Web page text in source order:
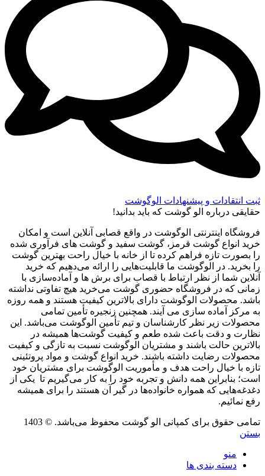
ثبت انتقادات و پیشنهادات الوگوشت
حقایقی درباره الو گوشت که باید بدانید!
فروشگاه اینترنتی الوگوشت در واقع قصابی آنلاین است و امکان
خرید انواع گوشت قرمز، گوشت سفید و گوشت های فرآوری شده
را بصورت تازه فراهم کرده تا از خانه با خیال راحت بهترین گوشت
را بخرید. در الوگوشت ما قابلیت‌هایی را ارائه می‌دهیم که خرید
آنلاین شما از نظر ارتباط با قصاب برای برش ها و آماده‌سازی با
زمانی که در فروشگاه حضوری گوشت می‌خرید هیچ تفاوتی نداشته
باشد. محصولات الوگوشت دارای بالاترین کیفیت هستند و همه روزه
به مرکز آماده سازی می آیند. همچنین زنجیره تأمین تمامی
محصولات زیر نظر کارشناسان و تیم تأمین الوگوشت می‌باشد. این
نظارت و دقت باعث شده طعم و کیفیت گوشت‌ها همیشه در
بالاترین حالت باشند و مشتریان الوگوشت نسبت به تازگی و کیفیت
محصولات رضایت داشته باشند. خرید انواع گوشت و مواد پروتئینی
تازه با خیال راحت هدف و مأموریت الوگوشت برای مشتریان خود
است؛ بنابراین همه دانش و تجربه خود را به کار می‌گیریم تا یکی از
دغدغه‌هایی که همواره خانواده‌ها در گیر آن هستند را برای همیشه
رفع نمائیم.
تمامی حقوق برای کمپانی الو گوشت محفوظ می‌باشد. © 1403
بستن
منو
دسته بندی ها